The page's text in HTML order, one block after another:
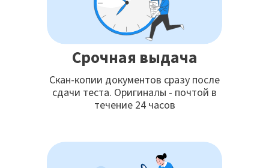
Срочная выдача
Скан-копии документов сразу после
сдачи теста. Оригиналы - почтой в
течение 24 часов